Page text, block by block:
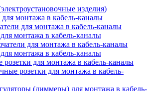
изделия)
монтажа в кабель-каналы
для монтажа в кабель-каналы
монтажа в кабель-каналы
для монтажа в кабель-каналы
монтажа в кабель-каналы
для монтажа в кабель-каналы
розетки для монтажа в кабель-
(диммеры) для монтажа в кабель-